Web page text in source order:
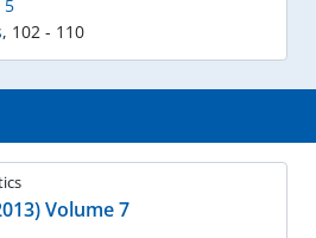
5
, 102 - 110
Volume 7